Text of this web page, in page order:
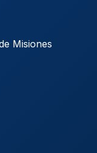
Misiones